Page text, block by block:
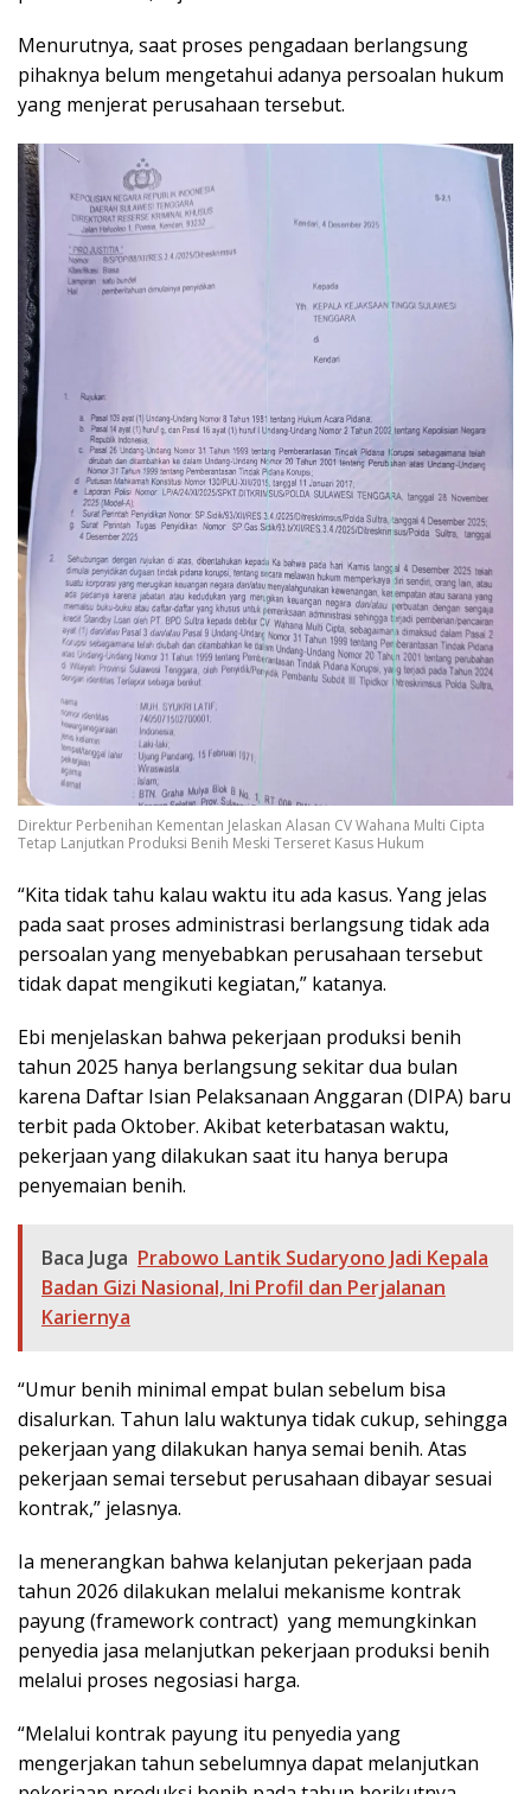
Menurutnya, saat proses pengadaan berlangsung
pihaknya belum mengetahui adanya persoalan hukum
yang menjerat perusahaan tersebut.
Direktur Perbenihan Kementan Jelaskan Alasan CV Wahana Multi Cipta
Tetap Lanjutkan Produksi Benih Meski Terseret Kasus Hukum
“Kita tidak tahu kalau waktu itu ada kasus. Yang jelas
pada saat proses administrasi berlangsung tidak ada
persoalan yang menyebabkan perusahaan tersebut
tidak dapat mengikuti kegiatan,” katanya.
Ebi menjelaskan bahwa pekerjaan produksi benih
tahun 2025 hanya berlangsung sekitar dua bulan
karena Daftar Isian Pelaksanaan Anggaran (DIPA) baru
terbit pada Oktober. Akibat keterbatasan waktu,
pekerjaan yang dilakukan saat itu hanya berupa
penyemaian benih.
Baca Juga Prabowo Lantik Sudaryono Jadi Kepala
Badan Gizi Nasional, Ini Profil dan Perjalanan
Kariernya
“Umur benih minimal empat bulan sebelum bisa
disalurkan. Tahun lalu waktunya tidak cukup, sehingga
pekerjaan yang dilakukan hanya semai benih. Atas
pekerjaan semai tersebut perusahaan dibayar sesuai
kontrak,” jelasnya.
Ia menerangkan bahwa kelanjutan pekerjaan pada
tahun 2026 dilakukan melalui mekanisme kontrak
payung (framework contract) yang memungkinkan
penyedia jasa melanjutkan pekerjaan produksi benih
melalui proses negosiasi harga.
“Melalui kontrak payung itu penyedia yang
mengerjakan tahun sebelumnya dapat melanjutkan